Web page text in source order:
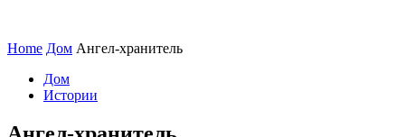
Home Дом Ангел-хранитель
Дом
Истории